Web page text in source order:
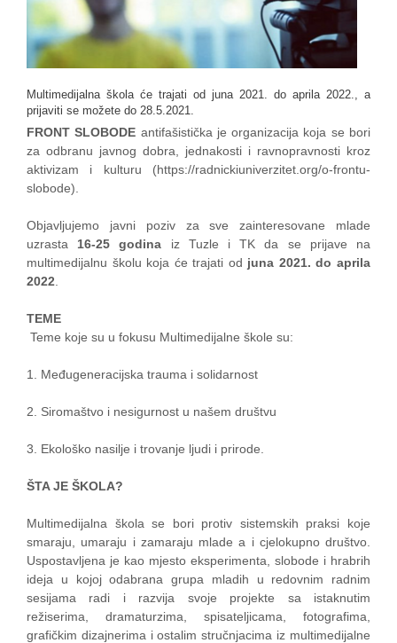
Multimedijalna škola će trajati od juna 2021. do aprila 2022., a
prijaviti se možete do 28.5.2021.
FRONT SLOBODE antifašistička je organizacija koja se bori
za odbranu javnog dobra, jednakosti i ravnopravnosti kroz
aktivizam i kulturu (https://radnickiuniverzitet.org/o-frontu-
slobode).
Objavljujemo javni poziv za sve zainteresovane mlade
uzrasta 16-25 godina iz Tuzle i TK da se prijave na
multimedijalnu školu koja će trajati od juna 2021. do aprila
2022
TEME
Teme koje su u fokusu Multimedijalne škole su:
1. Međugeneracijska trauma i solidarnost
2. Siromaštvo i nesigurnost u našem društvu
3. Ekološko nasilje i trovanje ljudi i prirode.
ŠTA JE ŠKOLA?
Multimedijalna škola se bori protiv sistemskih praksi koje
smaraju, umaraju i zamaraju mlade a i cjelokupno društvo.
Uspostavljena je kao mjesto eksperimenta, slobode i hrabrih
ideja u kojoj odabrana grupa mladih u redovnim radnim
sesijama radi i razvija svoje projekte sa istaknutim
režiserima, dramaturzima, spisateljicama, fotografima,
grafičkim dizajnerima i ostalim stručnjacima iz multimedijalne